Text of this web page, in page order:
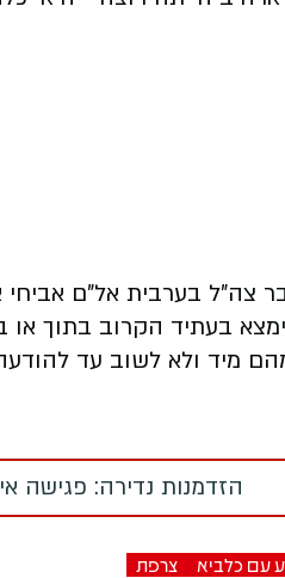
צה"ל בערבית אל"ם
בעתיד הקרוב בתוך
מיד ולא לשוב עד
הזדמנות נדירה: פגישה
עם כלביא צרפת